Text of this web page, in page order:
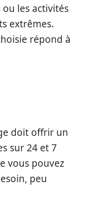
les activités
extrêmes.
répond à
doit offrir un
sur 24 et 7
vous pouvez
peu